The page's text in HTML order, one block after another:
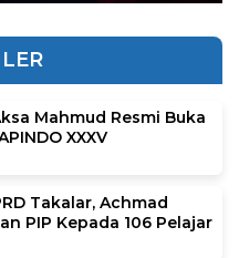
Mahmud Resmi Buka
XXXV
Takalar, Achmad
PIP Kepada 106 Pelajar